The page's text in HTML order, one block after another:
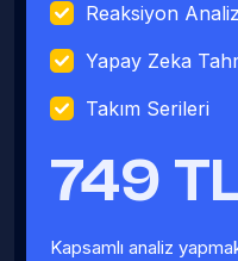
Reaksiyon
Yapay Zeka
Takım Serileri
749
Kapsamlı analiz